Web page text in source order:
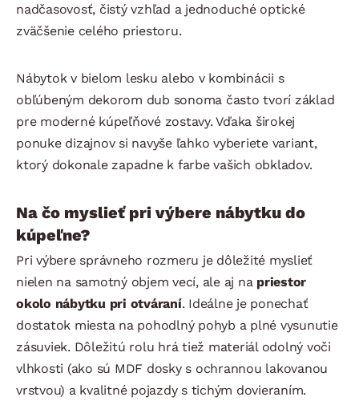
nadčasovosť, čistý vzhľad a jednoduché optické
zväčšenie celého priestoru.
Nábytok v bielom lesku alebo v kombinácii s
obľúbeným dekorom dub sonoma často tvorí základ
pre moderné kúpeľňové zostavy. Vďaka širokej
ponuke dizajnov si navyše ľahko vyberiete variant,
ktorý dokonale zapadne k farbe vašich obkladov.
Na čo myslieť pri výbere nábytku do
kúpeľne?
Pri výbere správneho rozmeru je dôležité myslieť
nielen na samotný objem vecí, ale aj na priestor
okolo nábytku pri otváraní. Ideálne je ponechať
dostatok miesta na pohodlný pohyb a plné vysunutie
zásuviek. Dôležitú rolu hrá tiež materiál odolný voči
vlhkosti (ako sú MDF dosky s ochrannou lakovanou
vrstvou) a kvalitné pojazdy s tichým dovieraním.